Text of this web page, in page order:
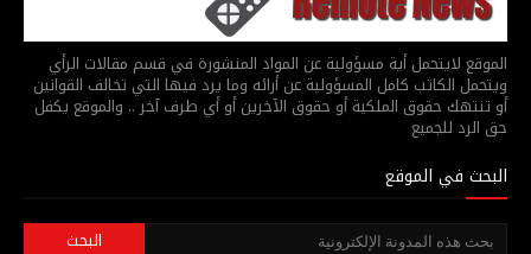
الموقع لايتحمل أية مسؤولية عن المواد المنشورة في قسم مقالات الرأي
ويتحمل الكاتب كامل المسؤولية عن أرائه وما يرد فيها التي تخالف القوانين
أو تنتهك حقوق الملكية أو حقوق الآخرين أو أي طرف آخر .. والموقع يكفل
حق الرد للجميع
البحث في الموقع